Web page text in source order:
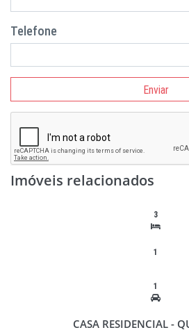
Telefone
Enviar
Imóveis relacionados
3
1
1
CASA RESIDENCIAL -